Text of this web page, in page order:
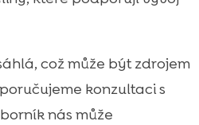
což může být zdrojem
konzultaci s
nás může